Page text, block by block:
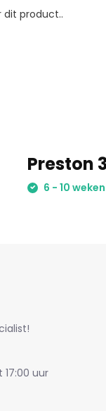
dit product..
Preston
6 - 10 weken
uur